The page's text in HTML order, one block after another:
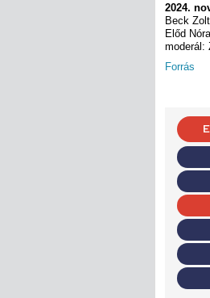
2024.
Beck
Előd
moderál:
Forrás